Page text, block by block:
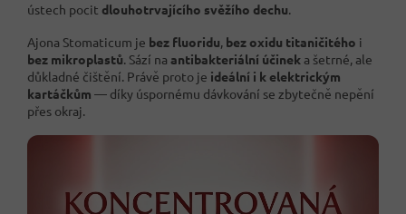
ústech pocit dlouhotrvajícího svěžího dechu.
Ajona Stomaticum je bez fluoridu, bez oxidu titaničitého i
bez mikroplastů. Sází na antibakteriální účinek a šetrné, ale
důkladné čištění. Právě proto je ideální i k elektrickým
kartáčkům — díky úspornému dávkování se zbytečně nepění
přes okraj.